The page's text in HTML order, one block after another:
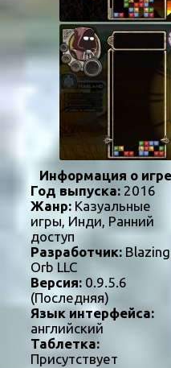
Информация о игре
Год выпуска: 2016
Жанр: Казуальные
игры, Инди, Ранний
доступ
Разработчик: Blazing
Orb LLC
Версия: 0.9.5.6
(Последняя)
Язык интерфейса:
английский
Таблетка:
Присутствует